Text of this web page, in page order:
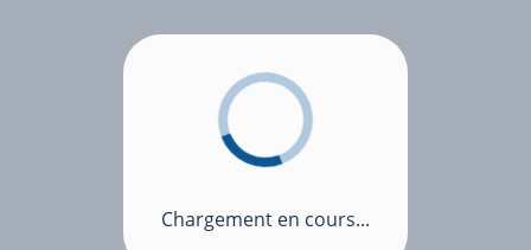
Chargement en cours...